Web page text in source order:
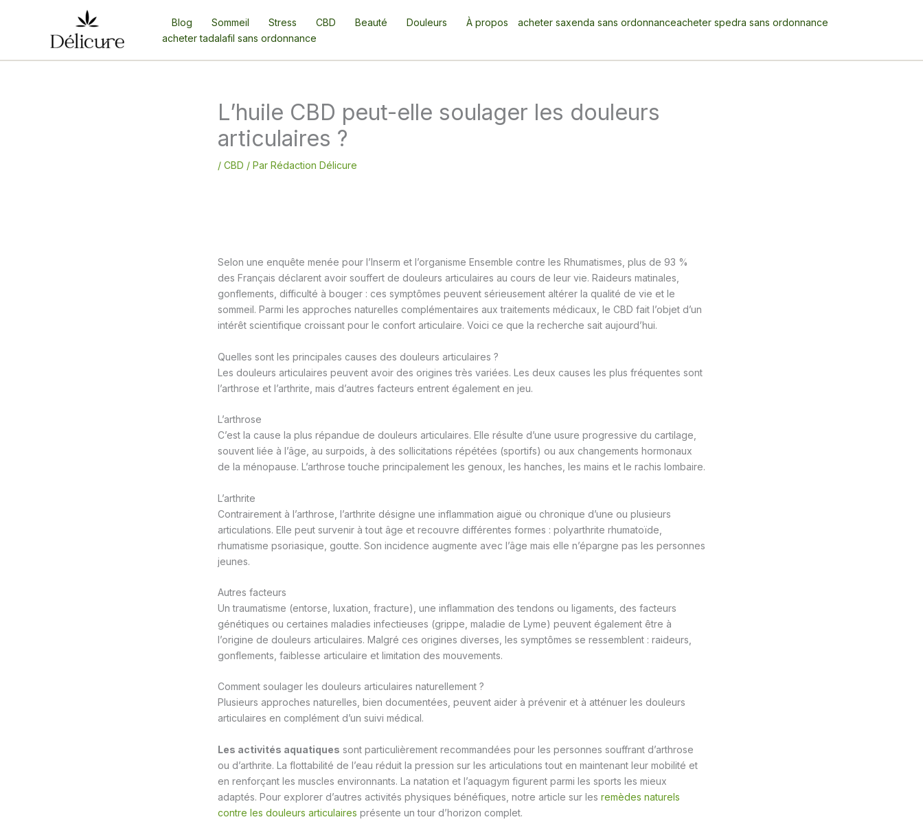
Blog Sommeil Stress CBD Beauté Douleurs À propos acheter saxenda sans ordonnanceacheter spedra sans ordonnance
acheter tadalafil sans ordonnance
L’huile CBD peut-elle soulager les douleurs
articulaires ?
/ CBD / Par Rédaction Délicure
Selon une enquête menée pour l’Inserm et l’organisme Ensemble contre les Rhumatismes, plus de 93 %
des Français déclarent avoir souffert de douleurs articulaires au cours de leur vie. Raideurs matinales,
gonflements, difficulté à bouger : ces symptômes peuvent sérieusement altérer la qualité de vie et le
sommeil. Parmi les approches naturelles complémentaires aux traitements médicaux, le CBD fait l’objet d’un
intérêt scientifique croissant pour le confort articulaire. Voici ce que la recherche sait aujourd’hui.
Quelles sont les principales causes des douleurs articulaires ?
Les douleurs articulaires peuvent avoir des origines très variées. Les deux causes les plus fréquentes sont
l’arthrose et l’arthrite, mais d’autres facteurs entrent également en jeu.
L’arthrose
C’est la cause la plus répandue de douleurs articulaires. Elle résulte d’une usure progressive du cartilage,
souvent liée à l’âge, au surpoids, à des sollicitations répétées (sportifs) ou aux changements hormonaux
de la ménopause. L’arthrose touche principalement les genoux, les hanches, les mains et le rachis lombaire.
L’arthrite
Contrairement à l’arthrose, l’arthrite désigne une inflammation aiguë ou chronique d’une ou plusieurs
articulations. Elle peut survenir à tout âge et recouvre différentes formes : polyarthrite rhumatoïde,
rhumatisme psoriasique, goutte. Son incidence augmente avec l’âge mais elle n’épargne pas les personnes
jeunes.
Autres facteurs
Un traumatisme (entorse, luxation, fracture), une inflammation des tendons ou ligaments, des facteurs
génétiques ou certaines maladies infectieuses (grippe, maladie de Lyme) peuvent également être à
l’origine de douleurs articulaires. Malgré ces origines diverses, les symptômes se ressemblent : raideurs,
gonflements, faiblesse articulaire et limitation des mouvements.
Comment soulager les douleurs articulaires naturellement ?
Plusieurs approches naturelles, bien documentées, peuvent aider à prévenir et à atténuer les douleurs
articulaires en complément d’un suivi médical.
Les activités aquatiques sont particulièrement recommandées pour les personnes souffrant d’arthrose
ou d’arthrite. La flottabilité de l’eau réduit la pression sur les articulations tout en maintenant leur mobilité et
en renforçant les muscles environnants. La natation et l’aquagym figurent parmi les sports les mieux
adaptés. Pour explorer d’autres activités physiques bénéfiques, notre article sur les remèdes naturels
contre les douleurs articulaires présente un tour d’horizon complet.